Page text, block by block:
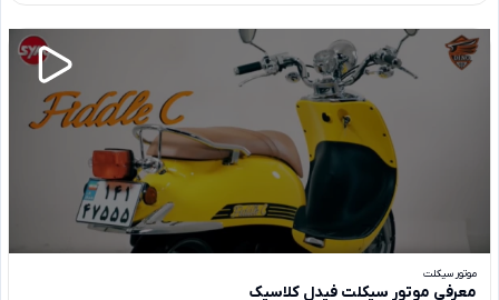
موتور سیکلت
معرفی موتور سیکلت فیدل کلاسیک